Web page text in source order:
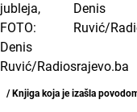
/ Knjiga koja je izašla